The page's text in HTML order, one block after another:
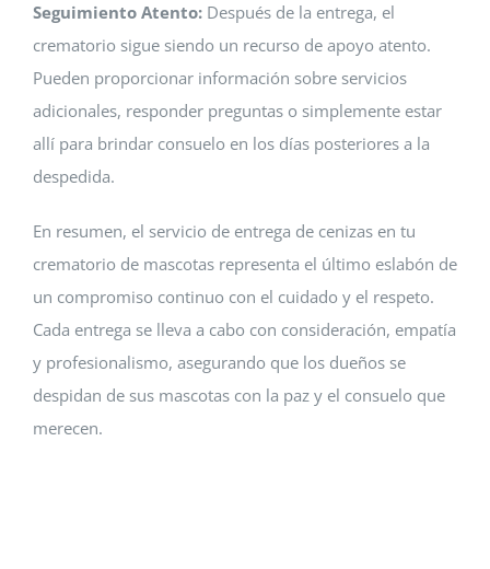
Seguimiento Atento:Después de la entrega, el
crematorio sigue siendo un recurso de apoyo atento.
Pueden proporcionar información sobre servicios
adicionales, responder preguntas o simplemente estar
allí para brindar consuelo en los días posteriores a la
despedida.
En resumen, el servicio de entrega de cenizas en tu
crematorio de mascotas representa el último eslabón de
un compromiso continuo con el cuidado y el respeto.
Cada entrega se lleva a cabo con consideración, empatía
y profesionalismo, asegurando que los dueños se
despidan de sus mascotas con la paz y el consuelo que
merecen.